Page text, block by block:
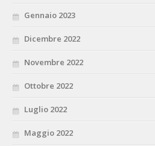
Gennaio 2023
Dicembre 2022
Novembre 2022
Ottobre 2022
Luglio 2022
Maggio 2022